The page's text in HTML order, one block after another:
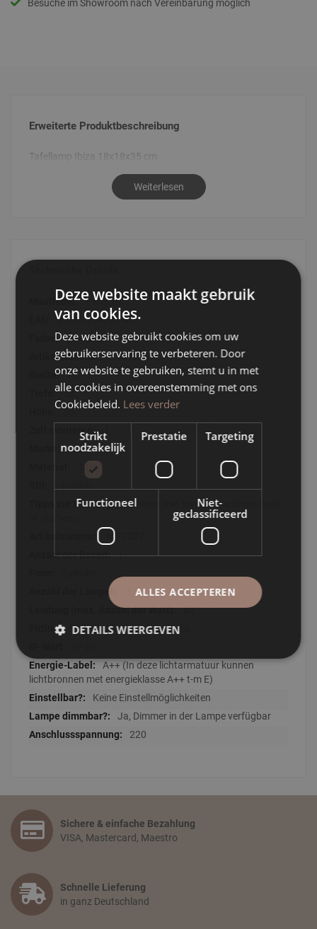
Besuche im Showroom nach Vereinbarung möglich
Erweiterte Produktbeschreibung
Tafellamp Ibiza 18x18x35 cm
Weiterlesen
Technische
Details
1-Lichts
8720195423218
Schwarz
180123676
18
18
35
J
LABEL51
Jute
Afnemen met een zachte droge doek
1
60
E27 - Große Verschraubung
A++ (In deze lichtarmatuur kunnen
lichtbronnen met energieklasse A++ t-m E)
Keine Einstellmöglichkeiten
Ja, Dimmer in der Lampe verfügbar
220
Sichere & einfache Bezahlung
VISA, Mastercard, Maestro
Schnelle Lieferung
in ganz Deutschland
Deze website maakt gebruik
van cookies.
Deze website gebruikt cookies om uw
gebruikerservaring te verbeteren. Door
onze website te gebruiken, stemt u in met
alle cookies in overeenstemming met ons
Cookiebeleid. Lees verder
Strikt
noodzakelijk
Prestatie Targeting
Functioneel
Niet-
geclassificeerd
ALLES ACCEPTEREN
DETAILS WEERGEVEN